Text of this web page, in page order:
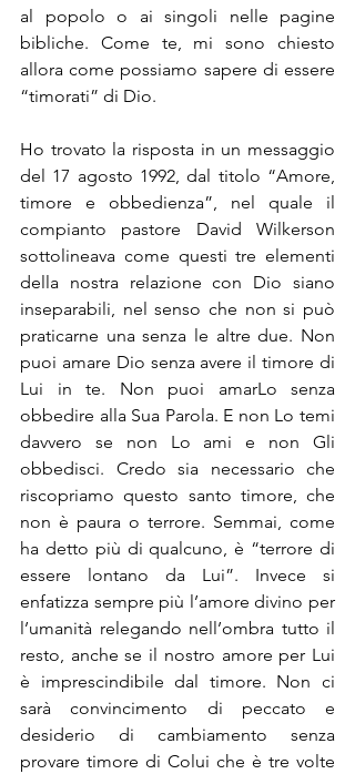
al popolo o ai singoli nelle pagine
bibliche. Come te, mi sono chiesto
allora come possiamo sapere di essere
“timorati” di Dio.
Ho trovato la risposta in un messaggio
del 17 agosto 1992, dal titolo “Amore,
timore e obbedienza”, nel quale il
compianto pastore David Wilkerson
sottolineava come questi tre elementi
della nostra relazione con Dio siano
inseparabili, nel senso che non si può
praticarne una senza le altre due. Non
puoi amare Dio senza avere il timore di
Lui in te. Non puoi amarLo senza
obbedire alla Sua Parola. E non Lo temi
davvero se non Lo ami e non Gli
obbedisci. Credo sia necessario che
riscopriamo questo santo timore, che
non è paura o terrore. Semmai, come
ha detto più di qualcuno, è “terrore di
essere lontano da Lui”. Invece si
enfatizza sempre più l’amore divino per
l’umanità relegando nell’ombra tutto il
resto, anche se il nostro amore per Lui
è imprescindibile dal timore. Non ci
sarà convincimento di peccato e
desiderio di cambiamento senza
provare timore di Colui che è tre volte